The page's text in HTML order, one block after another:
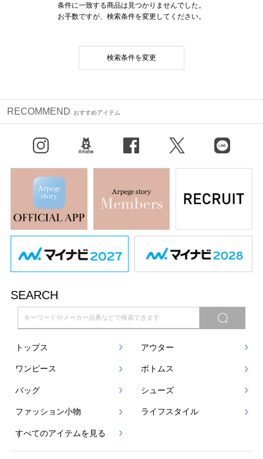
条件に一致する商品は見つかりませんでした。
お手数ですが、検索条件を変更してください。
検索条件を変更
RECOMMEND おすすめアイテム
X（旧Twitter） LINE
SEARCH
トップス アウター
ワンピース ボトムス
バッグ シューズ
ファッション小物 ライフスタイル
すべてのアイテムを見る